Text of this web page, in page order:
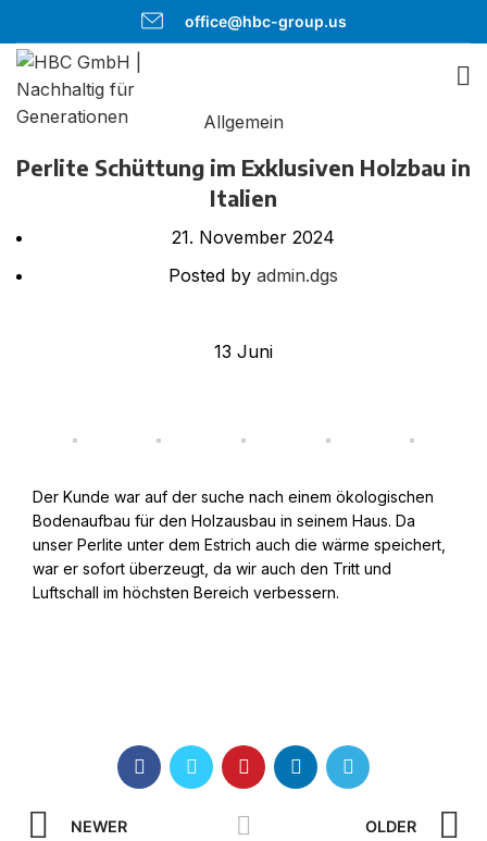
office@hbc-group.us
Allgemein
Perlite Schüttung im Exklusiven Holzbau in
Italien
21. November 2024
Posted by admin.dgs
13 Juni
Der Kunde war auf der suche nach einem ökologischen
Bodenaufbau für den Holzausbau in seinem Haus. Da
unser Perlite unter dem Estrich auch die wärme speichert,
war er sofort überzeugt, da wir auch den Tritt und
Luftschall im höchsten Bereich verbessern.
NEWER OLDER